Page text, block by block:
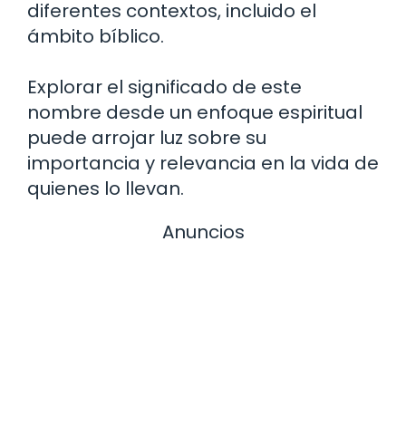
diferentes contextos, incluido el
ámbito bíblico.
Explorar el significado de este
nombre desde un enfoque espiritual
puede arrojar luz sobre su
importancia y relevancia en la vida de
quienes lo llevan.
Anuncios